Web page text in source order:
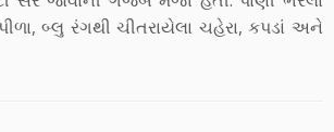
બ્લુ રંગથી ચીતરાયેલા ચહેરા, કપડાં અને